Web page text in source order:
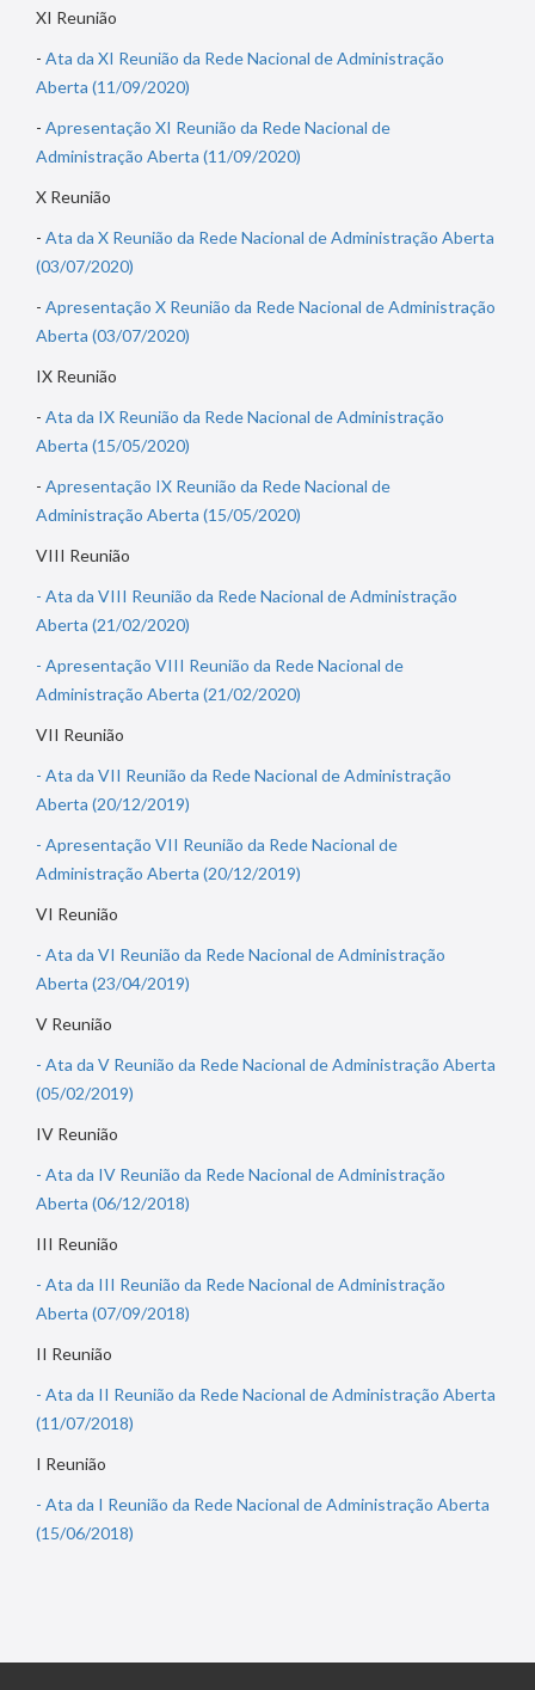
XI Reunião
- Ata da XI Reunião da Rede Nacional de Administração
Aberta (11/09/2020)
- Apresentação XI Reunião da Rede Nacional de
Administração Aberta (11/09/2020)
X Reunião
- Ata da X Reunião da Rede Nacional de Administração Aberta
(03/07/2020)
- Apresentação X Reunião da Rede Nacional de Administração
Aberta (03/07/2020)
IX Reunião
- Ata da IX Reunião da Rede Nacional de Administração
Aberta (15/05/2020)
- Apresentação IX Reunião da Rede Nacional de
Administração Aberta (15/05/2020)
VIII Reunião
- Ata da VIII Reunião da Rede Nacional de Administração
Aberta (21/02/2020)
- Apresentação VIII Reunião da Rede Nacional de
Administração Aberta (21/02/2020)
VII Reunião
- Ata da VII Reunião da Rede Nacional de Administração
Aberta (20/12/2019)
- Apresentação VII Reunião da Rede Nacional de
Administração Aberta (20/12/2019)
VI Reunião
- Ata da VI Reunião da Rede Nacional de Administração
Aberta (23/04/2019)
V Reunião
- Ata da V Reunião da Rede Nacional de Administração Aberta
(05/02/2019)
IV Reunião
- Ata da IV Reunião da Rede Nacional de Administração
Aberta (06/12/2018)
III Reunião
- Ata da III Reunião da Rede Nacional de Administração
Aberta (07/09/2018)
II Reunião
- Ata da II Reunião da Rede Nacional de Administração Aberta
(11/07/2018)
I Reunião
- Ata da I Reunião da Rede Nacional de Administração Aberta
(15/06/2018)